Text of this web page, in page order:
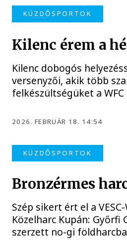
KÜZDŐSPORTOK
Kilenc érem a
Kilenc dobogós
versenyzői, akik több
felkészültségüket a
2026. FEBRUÁR 18. 14:54
KÜZDŐSPORTOK
Bronzérmes
Szép sikert ért el a
Közelharc Kupán:
szerzett no-gi